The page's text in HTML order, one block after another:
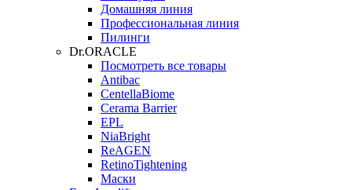
Домашняя линия
Профессиональная линия
Пилинги
Dr.ORACLE
Посмотреть все товары
Antibac
CentellaBiome
Cerama Barrier
EPL
NiaBright
ReAGEN
RetinoTightening
Маски